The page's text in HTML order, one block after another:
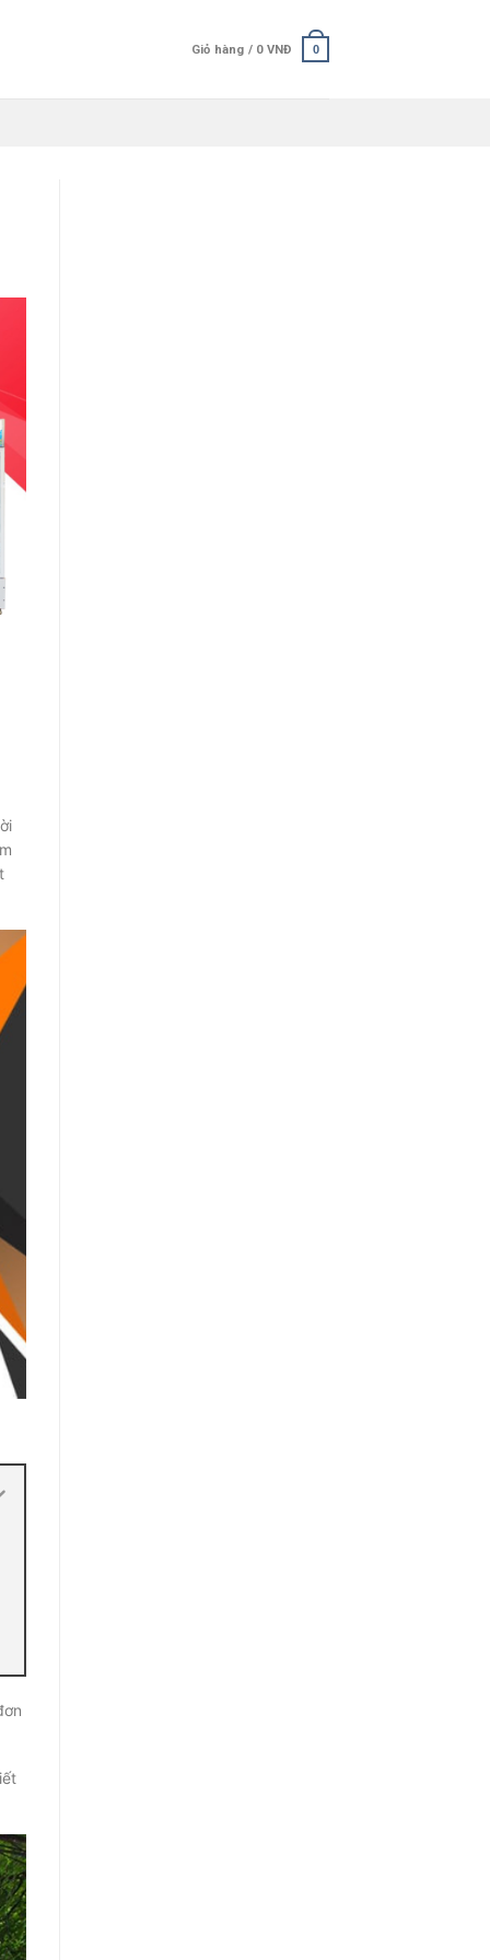
Giỏ hàng / 0 VNĐ 0